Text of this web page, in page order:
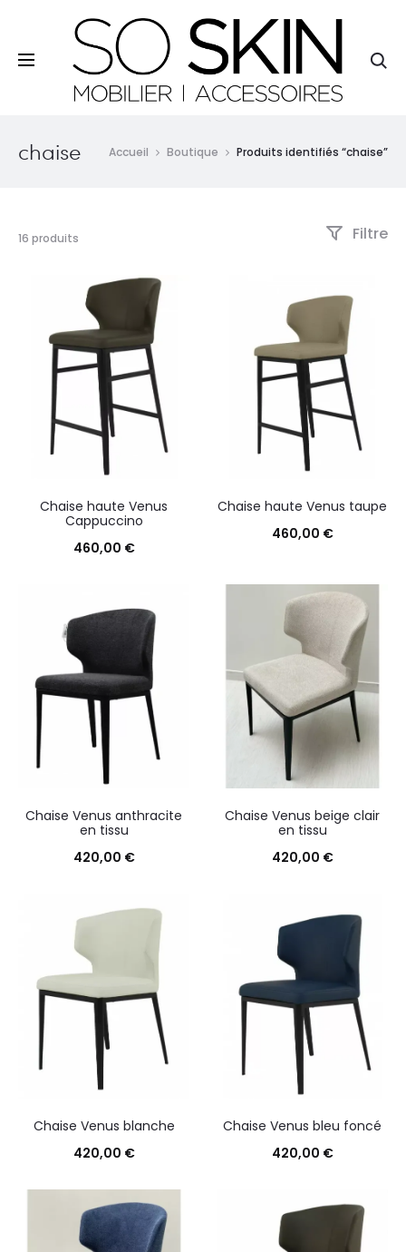
So Skin - 11, rue Lamartine - 29120 Pont-l'Abbé - Tél. 09
81 31 80 73
chaise Accueil Boutique Produits identifiés “chaise”
16 produits Filtre
Chaise haute Venus
Cappuccino
460,00 €
Chaise haute Venus taupe
460,00 €
Chaise Venus anthracite
en tissu
420,00 €
Chaise Venus beige clair
en tissu
420,00 €
Chaise Venus blanche
420,00 €
Chaise Venus bleu foncé
420,00 €